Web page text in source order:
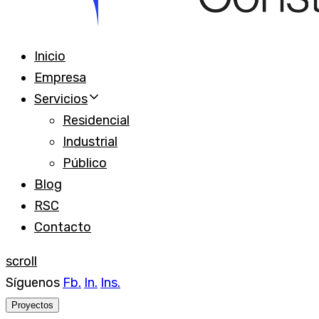
Inicio
Empresa
Servicios
Residencial
Industrial
Público
Blog
RSC
Contacto
scroll
Síguenos Fb. In. Ins.
Proyectos